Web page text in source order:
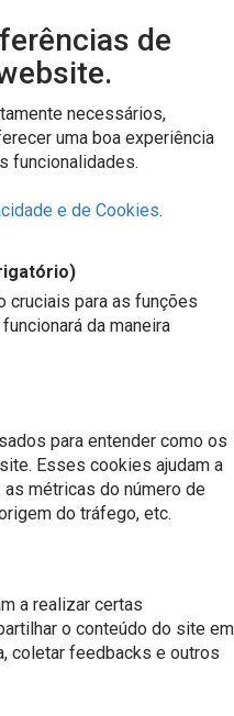
de
necessários,
uma boa experiência
funcionalidades.
e de Cookies.
cruciais para as funções
da maneira
para entender como os
Esses cookies ajudam a
métricas do número de
do tráfego, etc.
a realizar certas
o conteúdo do site em
coletar feedbacks e outros